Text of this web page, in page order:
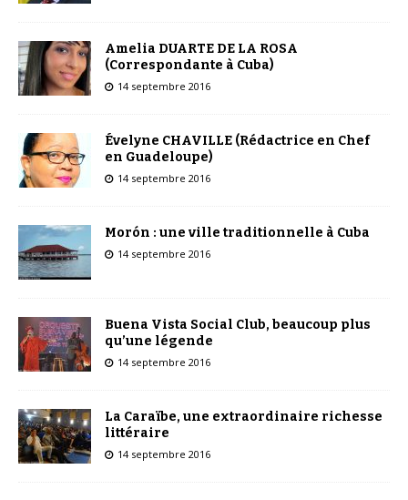
Amelia DUARTE DE LA ROSA
(Correspondante à Cuba)
14 septembre 2016
Évelyne CHAVILLE (Rédactrice en Chef
en Guadeloupe)
14 septembre 2016
Morón : une ville traditionnelle à Cuba
14 septembre 2016
Buena Vista Social Club, beaucoup plus
qu’une légende
14 septembre 2016
La Caraïbe, une extraordinaire richesse
littéraire
14 septembre 2016